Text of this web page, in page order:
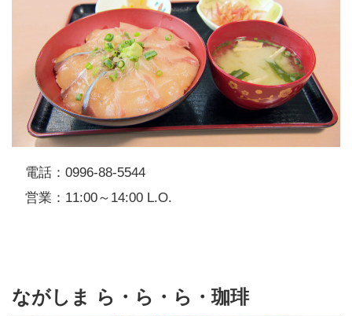
電話：0996-88-5544
営業：11:00～14:00 L.O.
ながしま ら・ら・ら・珈琲